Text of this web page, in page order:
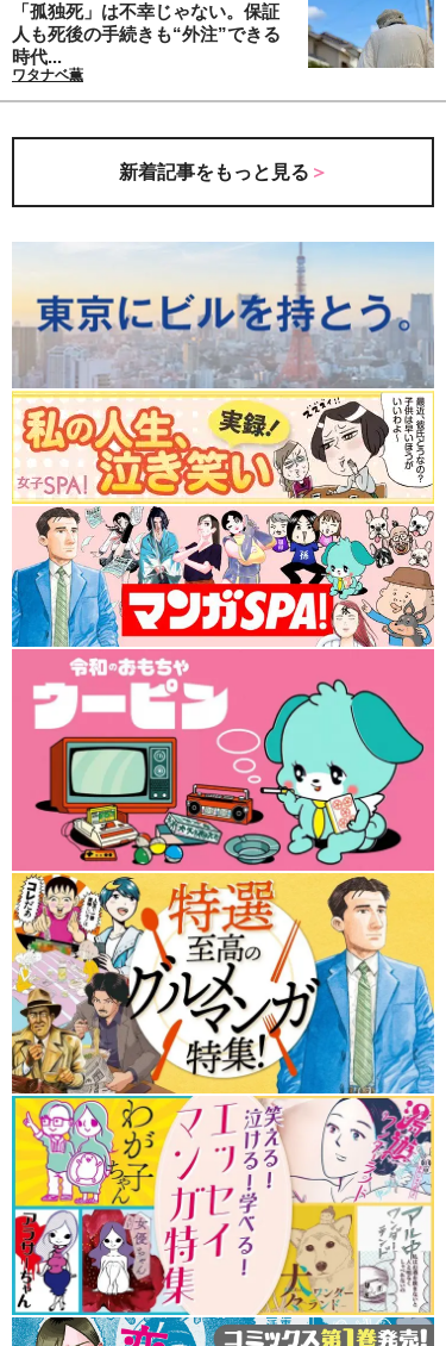
「孤独死」は不幸じゃない。保証
人も死後の手続きも“外注”できる
時代...
ワタナベ薫
新着記事をもっと見る